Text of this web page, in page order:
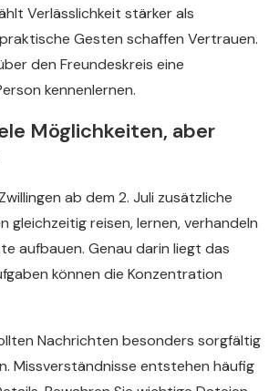
Verlässlichkeit stärker als
Gesten schaffen Vertrauen.
den Freundeskreis eine
kennenlernen.
Möglichkeiten, aber
ab dem 2. Juli zusätzliche
gleichzeitig reisen, lernen, verhandeln
aufbauen. Genau darin liegt das
können die Konzentration
Nachrichten besonders sorgfältig
Missverständnisse entstehen häufig